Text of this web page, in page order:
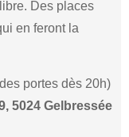
Des places
en feront la
portes dès 20h)
5024 Gelbressée